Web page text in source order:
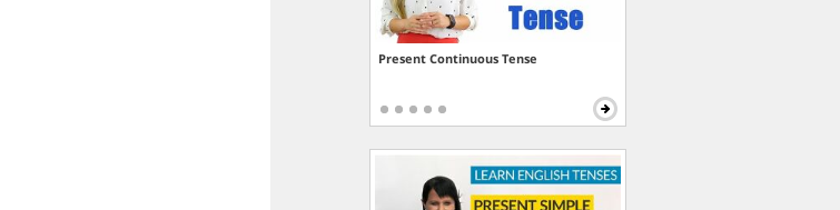
Present Continuous Tense